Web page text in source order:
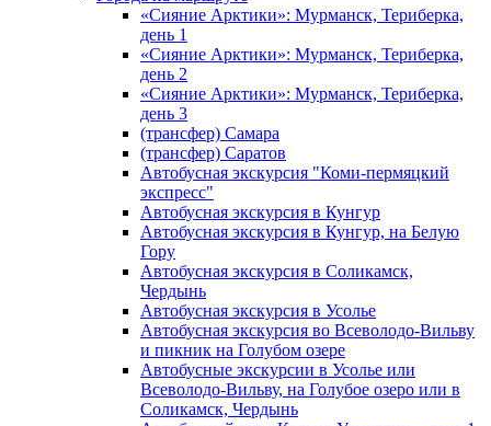
«Сияние Арктики»: Мурманск, Териберка,
день 1
«Сияние Арктики»: Мурманск, Териберка,
день 2
«Сияние Арктики»: Мурманск, Териберка,
день 3
(трансфер) Самара
(трансфер) Саратов
Автобусная экскурсия "Коми-пермяцкий
экспресс"
Автобусная экскурсия в Кунгур
Автобусная экскурсия в Кунгур, на Белую
Гору
Автобусная экскурсия в Соликамск,
Чердынь
Автобусная экскурсия в Усолье
Автобусная экскурсия во Всеволодо-Вильву
и пикник на Голубом озере
Автобусные экскурсии в Усолье или
Всеволодо-Вильву, на Голубое озеро или в
Соликамск, Чердынь